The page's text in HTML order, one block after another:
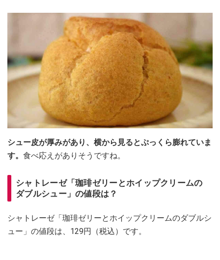
シュー皮が厚みがあり、横から見るとぷっくら膨れていま
す。 食べ応えがありそうですね。
シャトレーゼ「珈琲ゼリーとホイップクリームの
ダブルシュー」の値段は？
シャトレーゼ「珈琲ゼリーとホイップクリームのダブルシ
ュー」の値段は、129円（税込）です。